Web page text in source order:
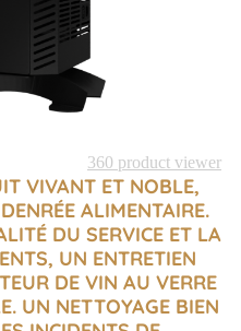
VIVANT ET NOBLE,
ALIMENTAIRE.
DU SERVICE ET LA
UN ENTRETIEN
DE VIN AU VERRE
UN NETTOYAGE BIEN